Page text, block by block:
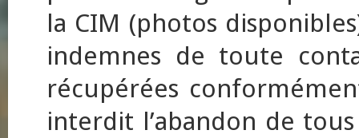
la CIM (photos
indemnes de toute
récupérées
interdit l’abandon de